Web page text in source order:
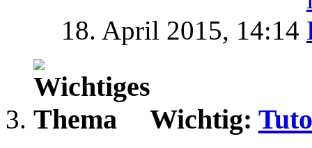
18. April 2015, 14:14
Wichtig: